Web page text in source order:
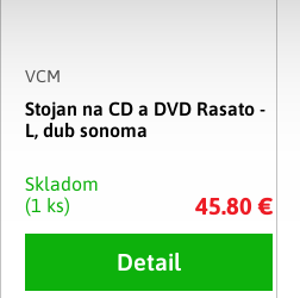
VCM
Stojan na CD a DVD Rasato -
L, dub sonoma
Skladom
(1 ks)
45.80 €
Detail